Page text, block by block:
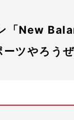
「New
ツやろう